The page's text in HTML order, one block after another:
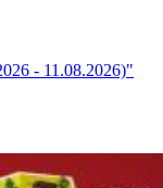
- 11.08.2026)"